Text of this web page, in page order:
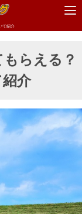
て紹介
らえる？
介